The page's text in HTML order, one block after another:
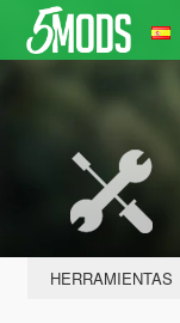
HERRAMIENTAS